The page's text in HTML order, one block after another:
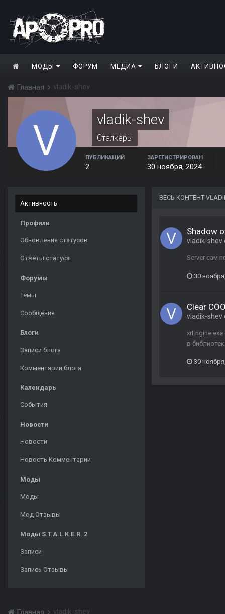
МОДЫ ФОРУМ МЕДИА БЛОГИ
Главная vladik-shev
vladik-shev
Сталкеры
ПУБЛИКАЦИЙ
2
ЗАРЕГИСТРИРОВАН
30 ноября, 2024
Активность
Профили
Обновления статусов
Ответы статуса
Форумы
Темы
Сообщения
Блоги
Записи блога
Комментарии блога
Календарь
События
Новости
Новости
Новость Комментарии
Моды
Моды
Мод Отзывы
Моды S.T.A.L.K.E.R. 2
Записи
Запись Отзывы
ВЕСЬ КОНТЕНТ
Shadow
vladik-shev
Server сам
30
Clear
vladik-shev
в
30
vladik-shev